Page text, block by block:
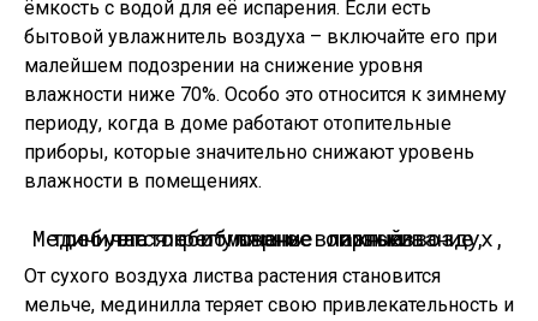
ёмкость с водой для её испарения. Если есть
бытовой увлажнитель воздуха – включайте его при
малейшем подозрении на снижение уровня
влажности ниже 70%. Особо это относится к зимнему
периоду, когда в доме работают отопительные
приборы, которые значительно снижают уровень
влажности в помещениях.
Мединилла любит очень влажный воздух, требуется регулярное опрыскивание, частое обмывание листьев.
От сухого воздуха листва растения становится
мельче, мединилла теряет свою привлекательность и